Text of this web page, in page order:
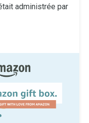
administrée par